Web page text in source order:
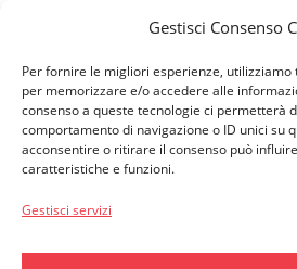
Gestisci Consenso
Per fornire le migliori esperienze, utilizziamo
per memorizzare e/o accedere alle
consenso a queste tecnologie ci permetterà
comportamento di navigazione o ID unici su
acconsentire o ritirare il consenso può
caratteristiche e funzioni.
Gestisci servizi
CHI SIAMO